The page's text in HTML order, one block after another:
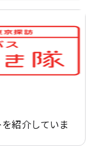
紹介していま